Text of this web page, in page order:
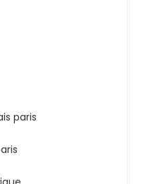
paris